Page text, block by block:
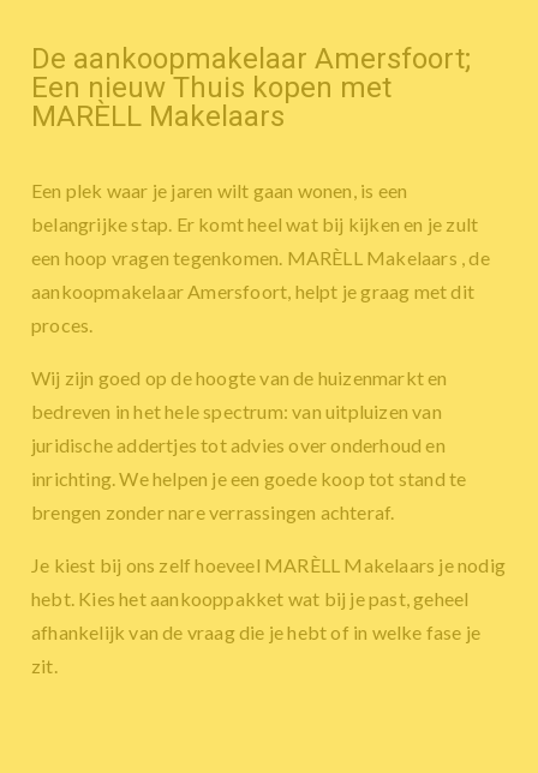
De aankoopmakelaar Amersfoort;
Een nieuw Thuis kopen met
MARÈLL Makelaars
Een plek waar je jaren wilt gaan wonen, is een
belangrijke stap. Er komt heel wat bij kijken en je zult
een hoop vragen tegenkomen. MARÈLL Makelaars , de
aankoopmakelaar Amersfoort, helpt je graag met dit
proces.
Wij zijn goed op de hoogte van de huizenmarkt en
bedreven in het hele spectrum: van uitpluizen van
juridische addertjes tot advies over onderhoud en
inrichting. We helpen je een goede koop tot stand te
brengen zonder nare verrassingen achteraf.
Je kiest bij ons zelf hoeveel MARÈLL Makelaars je nodig
hebt. Kies het aankooppakket wat bij je past, geheel
afhankelijk van de vraag die je hebt of in welke fase je
zit.